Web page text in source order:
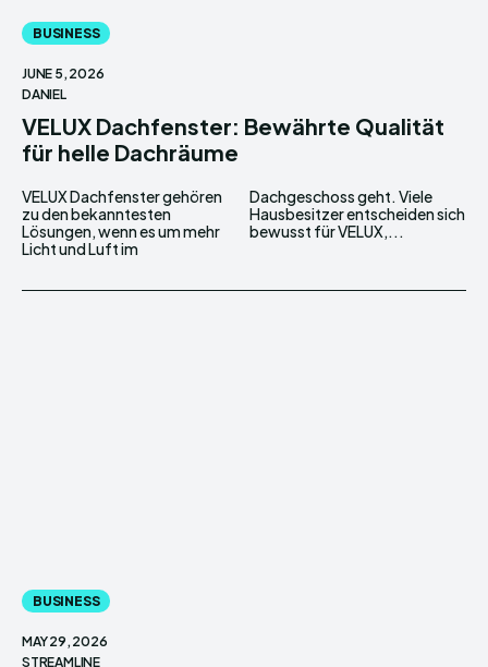
BUSINESS
JUNE 5, 2026
DANIEL
VELUX Dachfenster: Bewährte Qualität
für helle Dachräume
VELUX Dachfenster gehören
zu den bekanntesten
Lösungen, wenn es um mehr
Licht und Luft im
Dachgeschoss geht. Viele
Hausbesitzer entscheiden sich
bewusst für VELUX,...
BUSINESS
MAY 29, 2026
STREAMLINE